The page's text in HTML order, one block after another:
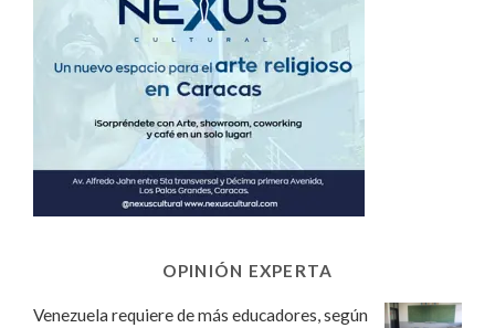
OPINIÓN EXPERTA
Venezuela requiere de más educadores, según